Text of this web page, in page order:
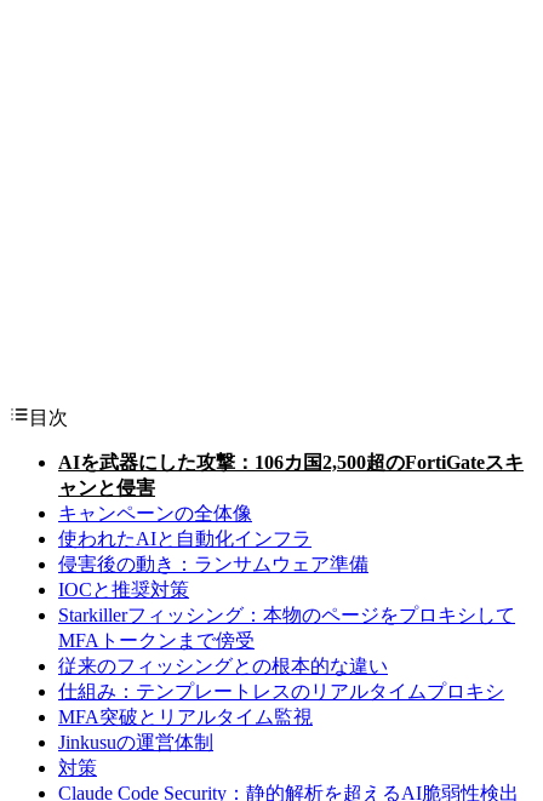
目次
AIを武器にした攻撃：106カ国2,500超のFortiGateスキ
ャンと侵害
キャンペーンの全体像
使われたAIと自動化インフラ
侵害後の動き：ランサムウェア準備
IOCと推奨対策
Starkillerフィッシング：本物のページをプロキシして
MFAトークンまで傍受
従来のフィッシングとの根本的な違い
仕組み：テンプレートレスのリアルタイムプロキシ
MFA突破とリアルタイム監視
Jinkusuの運営体制
対策
Claude Code Security：静的解析を超えるAI脆弱性検出